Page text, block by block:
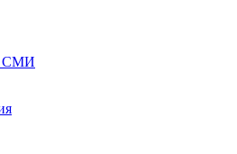
СМИ